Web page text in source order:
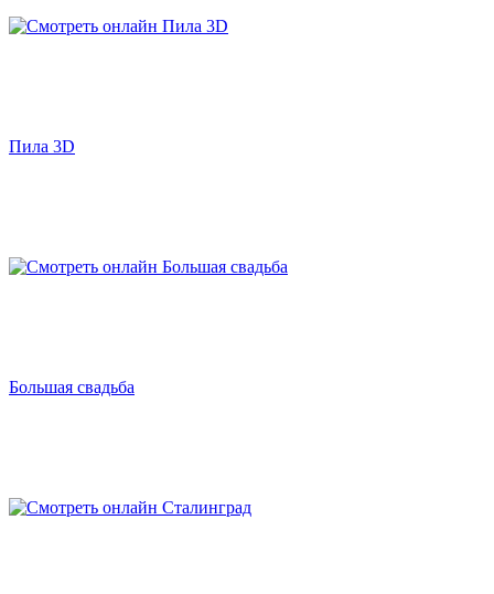
Пила 3D
Большая свадьба